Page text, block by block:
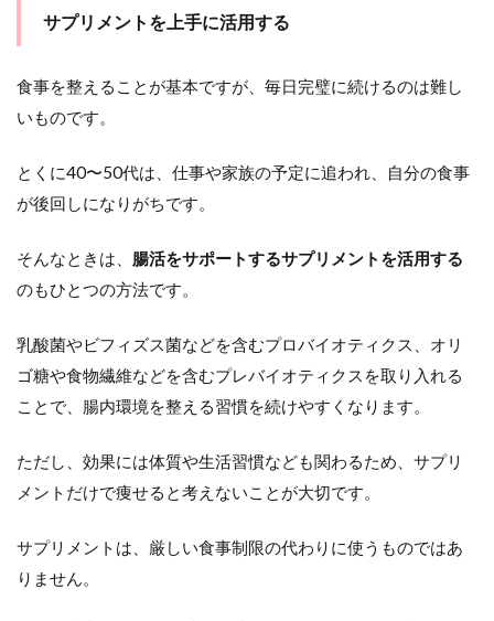
サプリメントを上手に活用する
食事を整えることが基本ですが、毎日完璧に続けるのは難し
いものです。
とくに40〜50代は、仕事や家族の予定に追われ、自分の食事
が後回しになりがちです。
そんなときは、 腸活をサポートするサプリメントを活用する
のもひとつの方法です。
乳酸菌やビフィズス菌などを含むプロバイオティクス、オリ
ゴ糖や食物繊維などを含むプレバイオティクスを取り入れる
ことで、腸内環境を整える習慣を続けやすくなります。
ただし、効果には体質や生活習慣なども関わるため、サプリ
メントだけで痩せると考えないことが大切です。
サプリメントは、厳しい食事制限の代わりに使うものではあ
りません。